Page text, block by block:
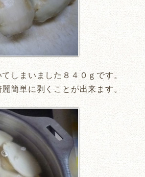
しまいました８４０ｇです。
簡単に剥くことが出来ます。